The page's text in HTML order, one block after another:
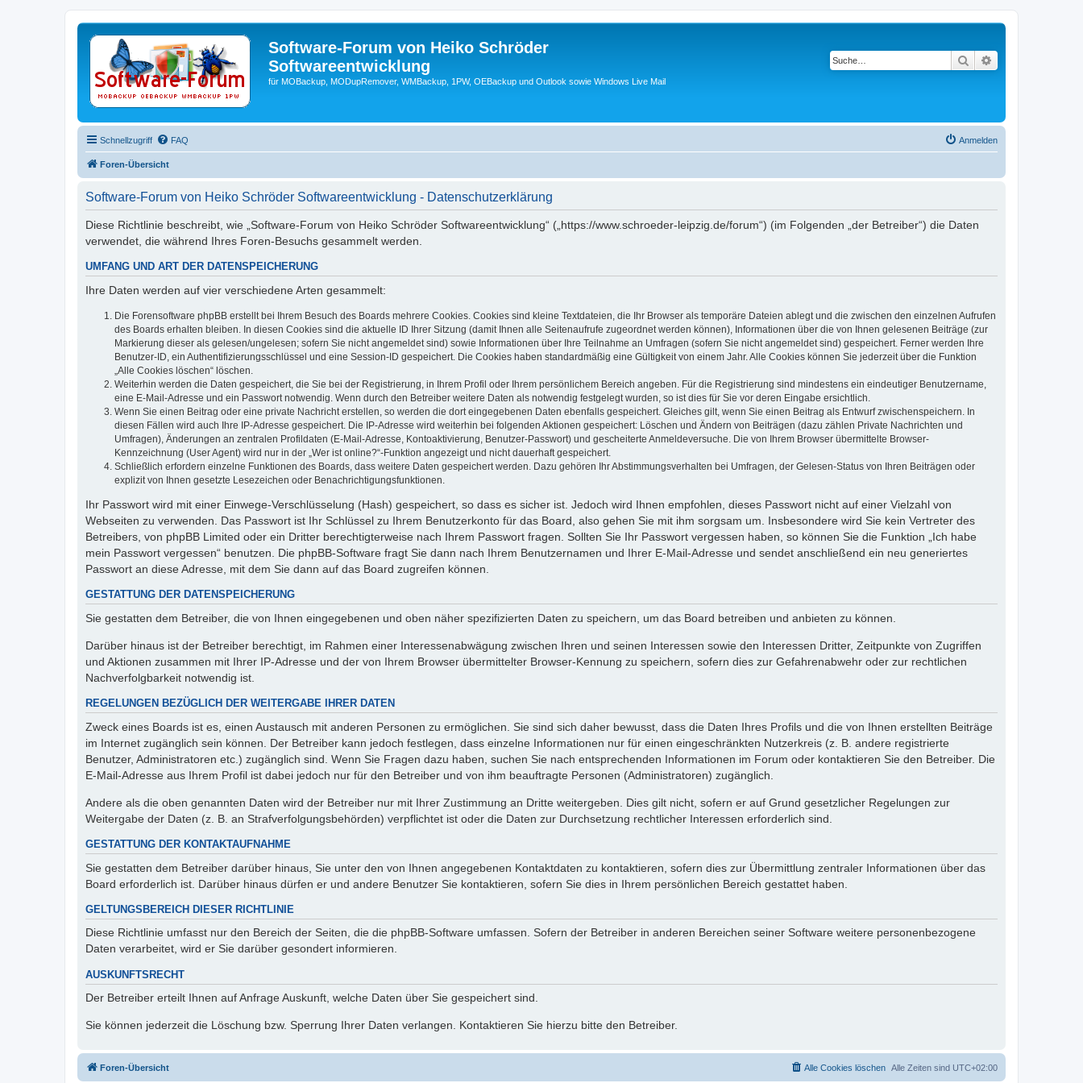
Software-Forum von Heiko Schröder
Softwareentwicklung
für MOBackup, MODupRemover, WMBackup, 1PW, OEBackup und Outlook sowie Windows Live Mail
Suche
Schnellzugriff FAQ Anmelden
Foren-Übersicht
Software-Forum von Heiko Schröder Softwareentwicklung - Datenschutzerklärung
Diese Richtlinie beschreibt, wie „Software-Forum von Heiko Schröder Softwareentwicklung“ („https://www.schroeder-leipzig.de/forum“) (im Folgenden „der Betreiber“) die Daten
verwendet, die während Ihres Foren-Besuchs gesammelt werden.
UMFANG UND ART DER DATENSPEICHERUNG
Ihre Daten werden auf vier verschiedene Arten gesammelt:
Die Forensoftware phpBB erstellt bei Ihrem Besuch des Boards mehrere Cookies. Cookies sind kleine Textdateien, die Ihr Browser als temporäre Dateien ablegt und die zwischen den einzelnen Aufrufen
des Boards erhalten bleiben. In diesen Cookies sind die aktuelle ID Ihrer Sitzung (damit Ihnen alle Seitenaufrufe zugeordnet werden können), Informationen über die von Ihnen gelesenen Beiträge (zur
Markierung dieser als gelesen/ungelesen; sofern Sie nicht angemeldet sind) sowie Informationen über Ihre Teilnahme an Umfragen (sofern Sie nicht angemeldet sind) gespeichert. Ferner werden Ihre
Benutzer-ID, ein Authentifizierungsschlüssel und eine Session-ID gespeichert. Die Cookies haben standardmäßig eine Gültigkeit von einem Jahr. Alle Cookies können Sie jederzeit über die Funktion
„Alle Cookies löschen“ löschen.
Weiterhin werden die Daten gespeichert, die Sie bei der Registrierung, in Ihrem Profil oder Ihrem persönlichem Bereich angeben. Für die Registrierung sind mindestens ein eindeutiger Benutzername,
eine E-Mail-Adresse und ein Passwort notwendig. Wenn durch den Betreiber weitere Daten als notwendig festgelegt wurden, so ist dies für Sie vor deren Eingabe ersichtlich.
Wenn Sie einen Beitrag oder eine private Nachricht erstellen, so werden die dort eingegebenen Daten ebenfalls gespeichert. Gleiches gilt, wenn Sie einen Beitrag als Entwurf zwischenspeichern. In
diesen Fällen wird auch Ihre IP-Adresse gespeichert. Die IP-Adresse wird weiterhin bei folgenden Aktionen gespeichert: Löschen und Ändern von Beiträgen (dazu zählen Private Nachrichten und
Umfragen), Änderungen an zentralen Profildaten (E-Mail-Adresse, Kontoaktivierung, Benutzer-Passwort) und gescheiterte Anmeldeversuche. Die von Ihrem Browser übermittelte Browser-
Kennzeichnung (User Agent) wird nur in der „Wer ist online?“-Funktion angezeigt und nicht dauerhaft gespeichert.
Schließlich erfordern einzelne Funktionen des Boards, dass weitere Daten gespeichert werden. Dazu gehören Ihr Abstimmungsverhalten bei Umfragen, der Gelesen-Status von Ihren Beiträgen oder
explizit von Ihnen gesetzte Lesezeichen oder Benachrichtigungsfunktionen.
Ihr Passwort wird mit einer Einwege-Verschlüsselung (Hash) gespeichert, so dass es sicher ist. Jedoch wird Ihnen empfohlen, dieses Passwort nicht auf einer Vielzahl von
Webseiten zu verwenden. Das Passwort ist Ihr Schlüssel zu Ihrem Benutzerkonto für das Board, also gehen Sie mit ihm sorgsam um. Insbesondere wird Sie kein Vertreter des
Betreibers, von phpBB Limited oder ein Dritter berechtigterweise nach Ihrem Passwort fragen. Sollten Sie Ihr Passwort vergessen haben, so können Sie die Funktion „Ich habe
mein Passwort vergessen“ benutzen. Die phpBB-Software fragt Sie dann nach Ihrem Benutzernamen und Ihrer E-Mail-Adresse und sendet anschließend ein neu generiertes
Passwort an diese Adresse, mit dem Sie dann auf das Board zugreifen können.
GESTATTUNG DER DATENSPEICHERUNG
Sie gestatten dem Betreiber, die von Ihnen eingegebenen und oben näher spezifizierten Daten zu speichern, um das Board betreiben und anbieten zu können.
Darüber hinaus ist der Betreiber berechtigt, im Rahmen einer Interessenabwägung zwischen Ihren und seinen Interessen sowie den Interessen Dritter, Zeitpunkte von Zugriffen
und Aktionen zusammen mit Ihrer IP-Adresse und der von Ihrem Browser übermittelter Browser-Kennung zu speichern, sofern dies zur Gefahrenabwehr oder zur rechtlichen
Nachverfolgbarkeit notwendig ist.
REGELUNGEN BEZÜGLICH DER WEITERGABE IHRER DATEN
Zweck eines Boards ist es, einen Austausch mit anderen Personen zu ermöglichen. Sie sind sich daher bewusst, dass die Daten Ihres Profils und die von Ihnen erstellten Beiträge
im Internet zugänglich sein können. Der Betreiber kann jedoch festlegen, dass einzelne Informationen nur für einen eingeschränkten Nutzerkreis (z. B. andere registrierte
Benutzer, Administratoren etc.) zugänglich sind. Wenn Sie Fragen dazu haben, suchen Sie nach entsprechenden Informationen im Forum oder kontaktieren Sie den Betreiber. Die
E-Mail-Adresse aus Ihrem Profil ist dabei jedoch nur für den Betreiber und von ihm beauftragte Personen (Administratoren) zugänglich.
Andere als die oben genannten Daten wird der Betreiber nur mit Ihrer Zustimmung an Dritte weitergeben. Dies gilt nicht, sofern er auf Grund gesetzlicher Regelungen zur
Weitergabe der Daten (z. B. an Strafverfolgungsbehörden) verpflichtet ist oder die Daten zur Durchsetzung rechtlicher Interessen erforderlich sind.
GESTATTUNG DER KONTAKTAUFNAHME
Sie gestatten dem Betreiber darüber hinaus, Sie unter den von Ihnen angegebenen Kontaktdaten zu kontaktieren, sofern dies zur Übermittlung zentraler Informationen über das
Board erforderlich ist. Darüber hinaus dürfen er und andere Benutzer Sie kontaktieren, sofern Sie dies in Ihrem persönlichen Bereich gestattet haben.
GELTUNGSBEREICH DIESER RICHTLINIE
Diese Richtlinie umfasst nur den Bereich der Seiten, die die phpBB-Software umfassen. Sofern der Betreiber in anderen Bereichen seiner Software weitere personenbezogene
Daten verarbeitet, wird er Sie darüber gesondert informieren.
AUSKUNFTSRECHT
Der Betreiber erteilt Ihnen auf Anfrage Auskunft, welche Daten über Sie gespeichert sind.
Sie können jederzeit die Löschung bzw. Sperrung Ihrer Daten verlangen. Kontaktieren Sie hierzu bitte den Betreiber.
Foren-Übersicht Alle Zeiten sind UTC+02:00
Alle Cookies löschen